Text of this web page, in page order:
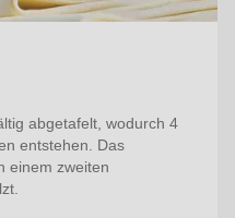
abgetafelt, wodurch 4
entstehen. Das
einem zweiten